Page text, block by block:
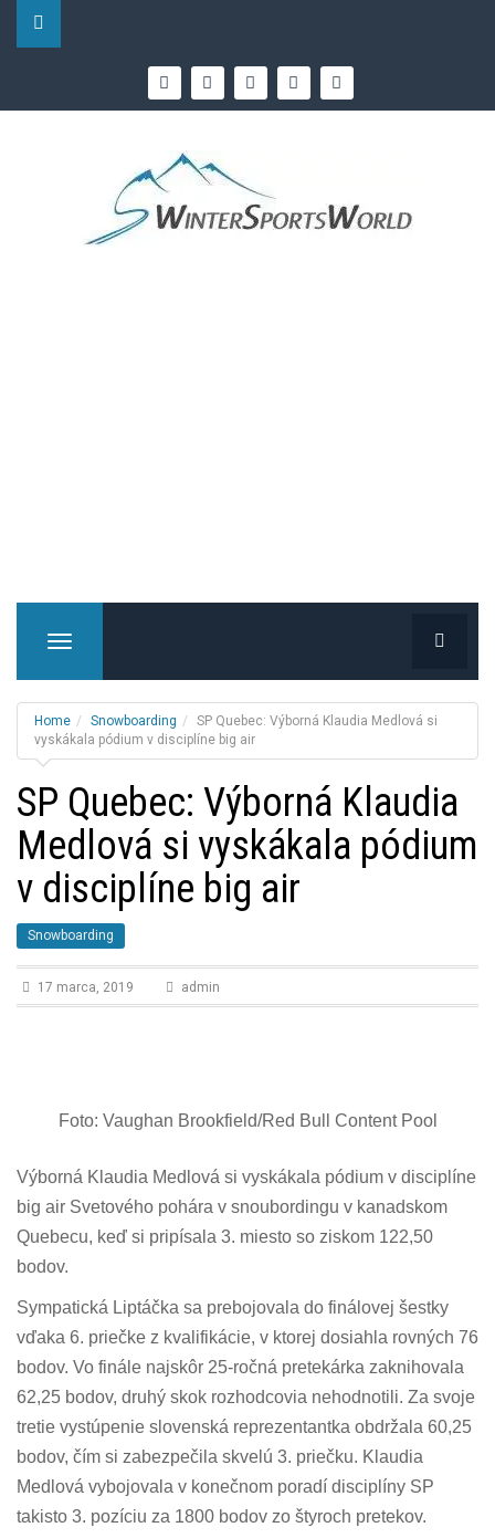
T
g
l
e
v
i
g
t
i
o
n
Home Snowboarding
SP Quebec: Výborná Klaudia Medlová si
vyskákala pódium v disciplíne big air
SP Quebec: Výborná Klaudia
Medlová si vyskákala pódium
v disciplíne big air
Snowboarding
17 marca, 2019 admin
Foto: Vaughan Brookfield/Red Bull Content Pool
Výborná Klaudia Medlová si vyskákala pódium v disciplíne
big air Svetového pohára v snoubordingu v kanadskom
Quebecu, keď si pripísala 3. miesto so ziskom 122,50
bodov.
Sympatická Liptáčka sa prebojovala do finálovej šestky
vďaka 6. priečke z kvalifikácie, v ktorej dosiahla rovných 76
bodov. Vo finále najskôr 25-ročná pretekárka zaknihovala
62,25 bodov, druhý skok rozhodcovia nehodnotili. Za svoje
tretie vystúpenie slovenská reprezentantka obdržala 60,25
bodov, čím si zabezpečila skvelú 3. priečku. Klaudia
Medlová vybojovala v konečnom poradí disciplíny SP
takisto 3. pozíciu za 1800 bodov zo štyroch pretekov.